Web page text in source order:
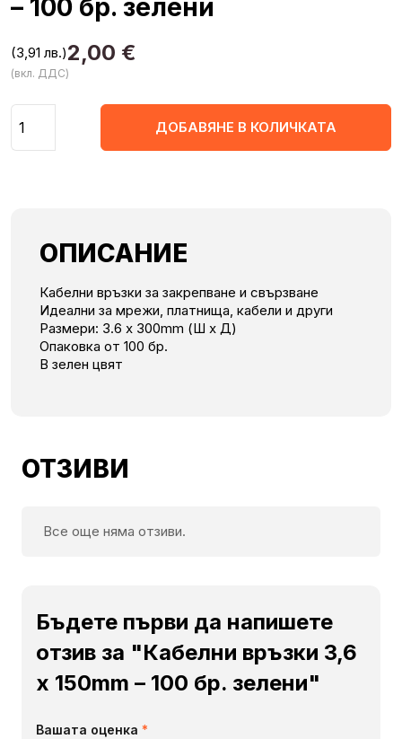
– 100 бр. зелени
2,00 €
(3,91 лв.)
(вкл. ДДС)
ДОБАВЯНЕ В КОЛИЧКАТА
ОПИСАНИЕ
Кабелни връзки за закрепване и свързване
Идеални за мрежи, платнища, кабели и други
Размери: 3.6 х 300mm (Ш х Д)
Опаковка от 100 бр.
В зелен цвят
ОТЗИВИ
Все още няма отзиви.
Бъдете първи да напишете
отзив за "Кабелни връзки 3,6
x 150mm – 100 бр. зелени"
Вашата оценка *